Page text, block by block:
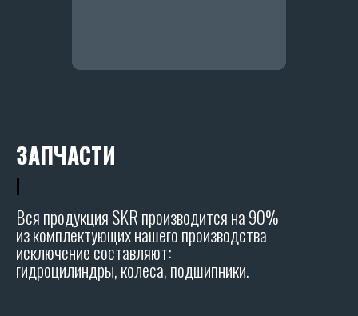
ЗАПЧАСТИ
|
Вся продукция SKR производится на 90%
из комплектующих нашего производства
исключение составляют:
гидроцилиндры, колеса, подшипники.